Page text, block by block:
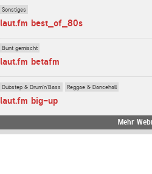
Sonstiges
laut.fm best_of_80s
Bunt gemischt
laut.fm betafm
Dubstep & Drum'n'Bass Reggae & Dancehall
laut.fm big-up
Mehr